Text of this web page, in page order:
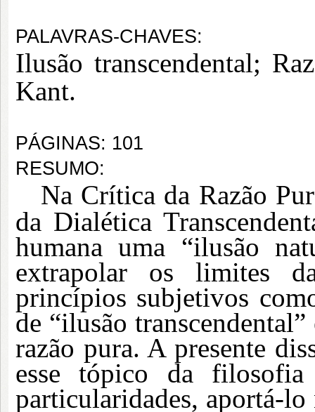
PALAVRAS-CHAVES:
Ilusão transcendental;
Kant.
PÁGINAS: 101
RESUMO:
Na Crítica da Razão
da Dialética
humana uma “ilusão
extrapolar os limites
princípios subjetivos
de “ilusão
razão pura. A presente
esse tópico da filosofia
particularidades, aportá-